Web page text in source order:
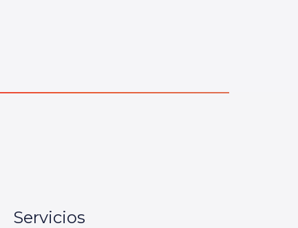
Servicios